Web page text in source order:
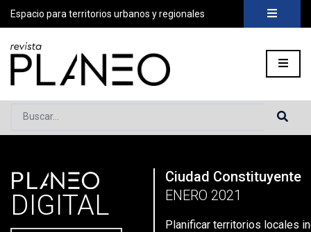
Espacio para territorios urbanos y regionales
Buscar...
Portada» Planeo Hoy Planificar territorios locales
PLANEO
DIGITAL
Ciudad Constituyente
ENERO 2021
Planificar territorios locales